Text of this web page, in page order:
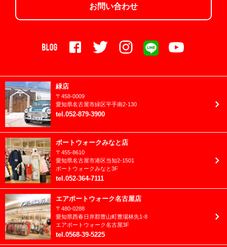
2023年12月
2023年11月
2023年10月
2023年9月
2023年8月
2023年7月
2023年6月
2023年5月
2023年4月
お誕生日
ニューボーン
ハロウィン
ファミリーフォト
ブライダル
フレッシュマン成長日記
ベビー
マタニティ
七五三
兄妹撮影
入園入学/卒園卒業
お問い合わせ
緑店
〒 458-0009
愛知県名古屋市緑区平手南2-130
tel .052-879-3900
ポートウォークみなと店
〒 455-8610
愛知県名古屋市港区当知2-1501
ポートウォークみなと3F
tel .052-364-7111
エアポートウォーク名古屋店
〒 480-0288
愛知県西春日井郡豊山町豊場林先1-8
エアポートウォーク名古屋3F
tel .0568-39-5225